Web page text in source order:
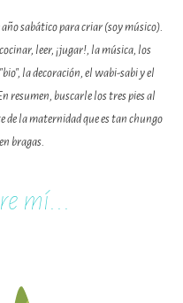
sabático para criar (soy músico).
leer, ¡jugar!, la música, los
la decoración, el wabi-sabi y el
resumen, buscarle los tres pies al
de la maternidad que es tan chungo
bragas.
mí...